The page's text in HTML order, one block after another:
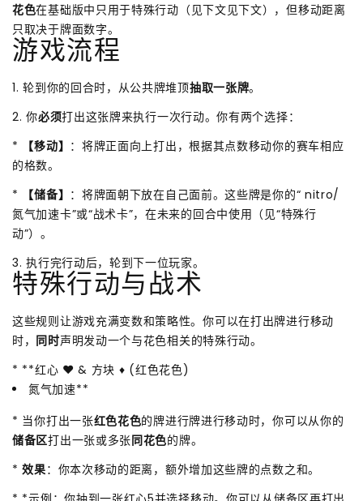
花色在基础版中只用于特殊行动（见下文见下文），但移动距离
只取决于牌面数字。
游戏流程
1. 轮到你的回合时，从公共牌堆顶抽取一张牌。
2. 你必须打出这张牌来执行一次行动。你有两个选择：
*
【移动】 ：将牌正面向上打出，根据其点数移动你的赛车相应
的格数。
*
【储备】 ：将牌面朝下放在自己面前。这些牌是你的“ nitro/
氮气加速卡”或“战术卡”，在未来的回合中使用（见“特殊行
动”）。
3. 执行完行动后，轮到下一位玩家。
特殊行动与战术
这些规则让游戏充满变数和策略性。你可以在打出牌进行移动
时， 同时声明发动一个与花色相关的特殊行动。
* **红心 ❤️ & 方块 ♦️ (红色花色)
氮气加速**
* 当你打出一张红色花色的牌进行牌进行移动时，你可以从你的
储备区打出一张或多张同花色的牌。
*效果：你本次移动的距离，额外增加这些牌的点数之和。